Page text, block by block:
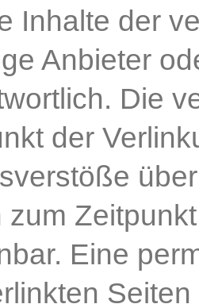
Inhalte der
Anbieter
Die
der
zum
Eine